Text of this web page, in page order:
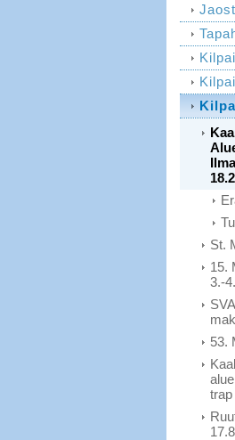
St.
15.
3.-
53.
trap